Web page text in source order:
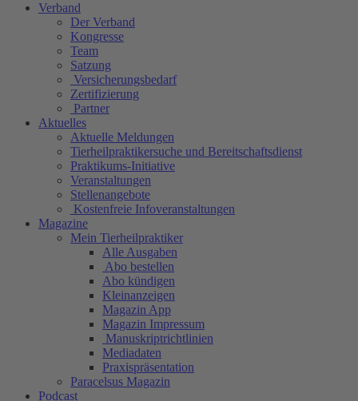
Verband
Der Verband
Kongresse
Team
Satzung
Versicherungsbedarf
Zertifizierung
Partner
Aktuelles
Aktuelle Meldungen
Tierheilpraktikersuche und Bereitschaftsdienst
Praktikums-Initiative
Veranstaltungen
Stellenangebote
Kostenfreie Infoveranstaltungen
Magazine
Mein Tierheilpraktiker
Alle Ausgaben
Abo bestellen
Abo kündigen
Kleinanzeigen
Magazin App
Magazin Impressum
Manuskriptrichtlinien
Mediadaten
Praxispräsentation
Paracelsus Magazin
Podcast